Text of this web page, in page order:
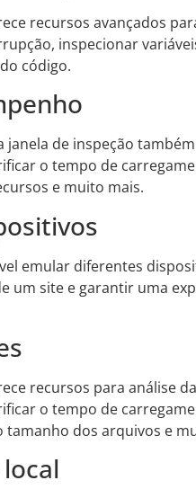
recursos avançados
inspecionar
código.
janela de inspeção
o tempo de
e muito mais.
emular diferentes
um site e garantir uma
recursos para análise
o tempo de
dos arquivos e